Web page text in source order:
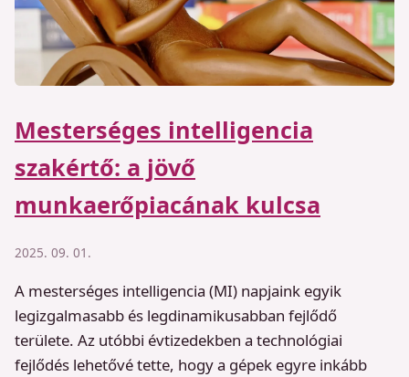
Mesterséges intelligencia
szakértő: a jövő
munkaerőpiacának kulcsa
2025. 09. 01.
A mesterséges intelligencia (MI) napjaink egyik
legizgalmasabb és legdinamikusabban fejlődő
területe. Az utóbbi évtizedekben a technológiai
fejlődés lehetővé tette, hogy a gépek egyre inkább